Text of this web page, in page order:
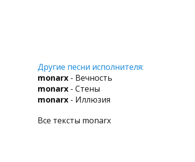
Другие песни исполнителя:
monarx - Вечность
monarx - Стены
monarx - Иллюзия
Все тексты monarx